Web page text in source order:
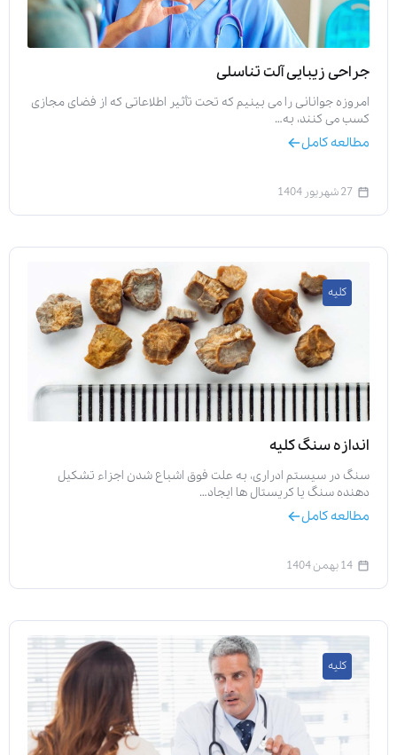
جراحی زیبایی آلت تناسلی
امروزه جوانانی را می بینیم که تحت تأثیر اطلاعاتی که از فضای مجازی
کسب می کنند، به…
مطالعه کامل
27 شهریور 1404
کلیه
اندازه سنگ کلیه
سنگ در سیستم ادراری، به علت فوق اشباع شدن اجزاء تشکیل
دهنده سنگ یا کریستال ها ایجاد…
مطالعه کامل
14 بهمن 1404
کلیه